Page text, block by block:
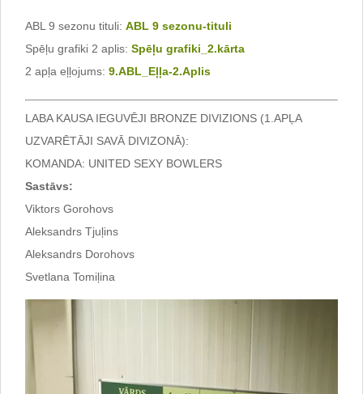
ABL 9 sezonu tituli: ABL 9 sezonu-tituli
Spēļu grafiki 2 aplis: Spēļu grafiki_2.kārta
2 apļa eļļojums: 9.ABL_Eļļa-2.Aplis
LABA KAUSA IEGUVĒJI BRONZE DIVIZIONS (1.APĻA
UZVARĒTĀJI SAVĀ DIVIZONĀ):
KOMANDA: UNITED SEXY BOWLERS
Sastāvs:
Viktors Gorohovs
Aleksandrs Tjuļins
Aleksandrs Dorohovs
Svetlana Tomiļina